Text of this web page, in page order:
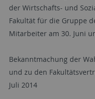
der Wirtschafts- und
Fakultät für die Gruppe
Mitarbeiter am 30. Juni
Bekanntmachung der
und zu den
Juli 2014